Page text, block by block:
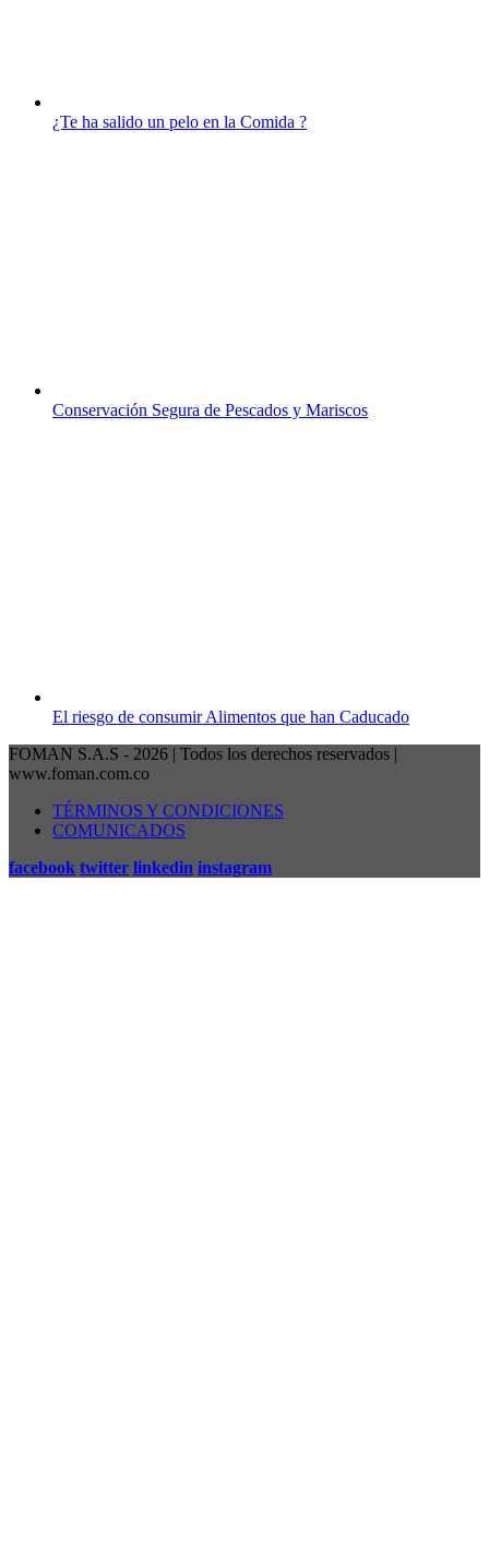
¿Te ha salido un pelo en la Comida ?
Conservación Segura de Pescados y Mariscos
El riesgo de consumir Alimentos que han Caducado
FOMAN S.A.S - 2026 | Todos los derechos reservados |
www.foman.com.co
TÉRMINOS Y CONDICIONES
COMUNICADOS
facebook twitter linkedin instagram